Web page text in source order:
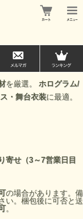
を厳選。 ホログラム/
・舞台衣装に最適。
寄せ（3～7営業日目
の場合があります。備
い。梱包後に可否と送
。